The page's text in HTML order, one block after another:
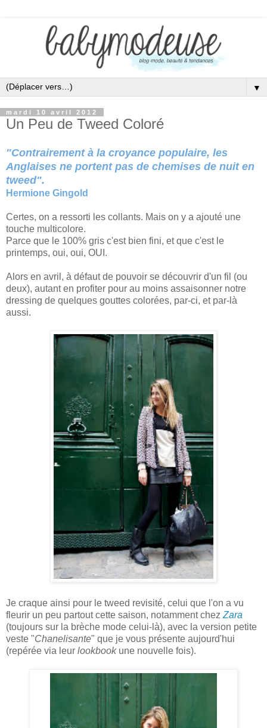
▼
mardi 10 avril 2012
Un Peu de Tweed Coloré
"Contrairement à la croyance populaire, les
Anglaises ne portent pas de chemises de nuit en
tweed".
Hermione Gingold
Certes, on a ressorti les collants. Mais on y a ajouté une
touche multicolore.
Parce que le 100% gris c'est bien fini, et que c'est le
printemps, oui, oui, OUI.
Alors en avril, à défaut de pouvoir se découvrir d'un fil (ou
deux), autant en profiter pour au moins assaisonner notre
dressing de quelques gouttes colorées, par-ci, et par-là
aussi.
Je craque ainsi pour le tweed revisité, celui que l'on a vu
fleurir un peu partout cette saison, notamment chez Zara
(toujours sur la brèche mode celui-là), avec la version petite
veste "Chanelisante" que je vous présente aujourd'hui
(repérée via leur lookbookune nouvelle fois).